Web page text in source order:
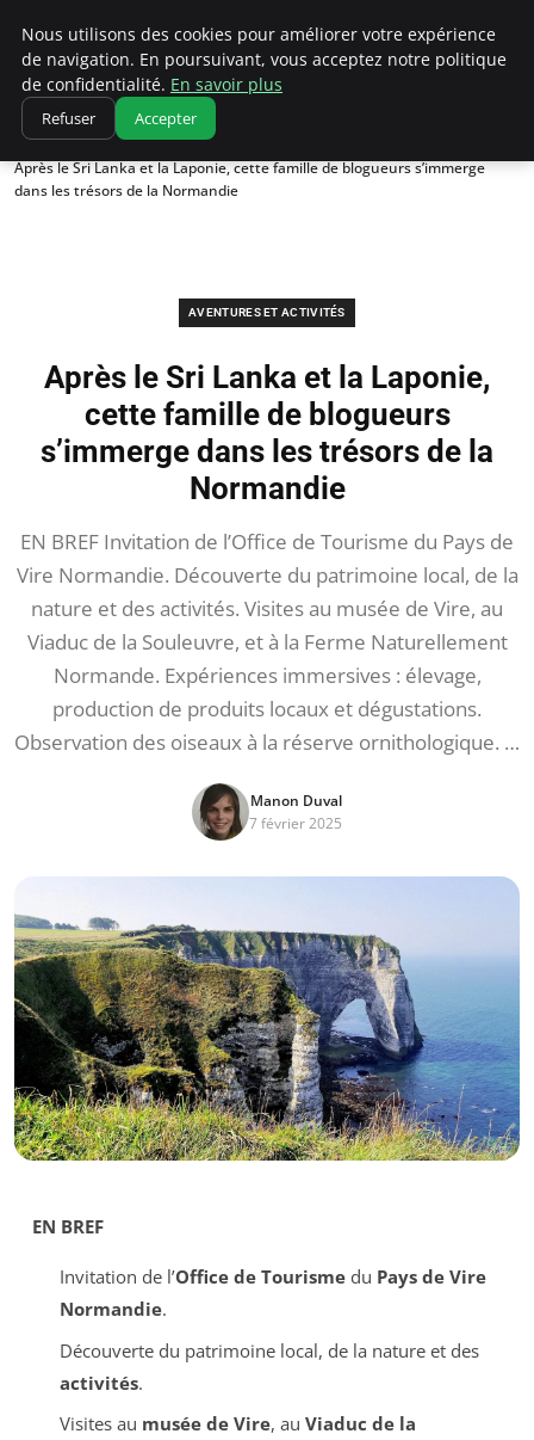
Correze Co
Accueil
Aventures et activités
Après le Sri Lanka et la Laponie, cette famille de blogueurs s’immerge
dans les trésors de la Normandie
AVENTURES ET ACTIVITÉS
Après le Sri Lanka et la Laponie,
cette famille de blogueurs
s’immerge dans les trésors de la
Normandie
EN BREF Invitation de l’Office de Tourisme du Pays de
Vire Normandie. Découverte du patrimoine local, de la
nature et des activités. Visites au musée de Vire, au
Viaduc de la Souleuvre, et à la Ferme Naturellement
Normande. Expériences immersives : élevage,
production de produits locaux et dégustations.
Observation des oiseaux à la réserve ornithologique. …
Manon Duval
7 février 2025
EN BREF
Invitation de l’Office de Tourismedu Pays de Vire
Normandie.
Découverte du patrimoine local, de la nature et des
activités.
Visites au musée de Vire, au Viaduc de la
Nous utilisons des cookies pour améliorer votre expérience
de navigation. En poursuivant, vous acceptez notre politique
de confidentialité. En savoir plus
Refuser Accepter